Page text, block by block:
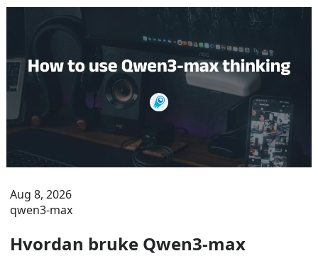
Aug 8, 2026
qwen3-max
Hvordan bruke Qwen3-max